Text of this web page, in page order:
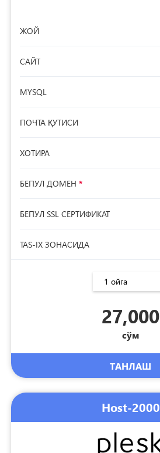
ЖОЙ
САЙТ
MYSQL
ПОЧТА ҚУТИСИ
ХОТИРА
БЕПУЛ ДОМЕН*
БЕПУЛ SSL СЕРТИФИКАТ
TAS-IX ЗОНАСИДА
27,000
сўм
ТАНЛАШ
Host-2000